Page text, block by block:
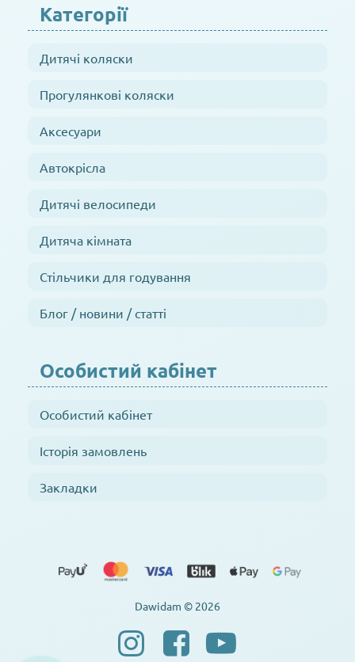
Категорії
Дитячі коляски
Прогулянкові коляски
Аксесуари
Автокрісла
Дитячі велосипеди
Дитяча кімната
Стільчики для годування
Блог / новини / статті
Особистий кабінет
Особистий кабінет
Історія замовлень
Закладки
Dawidam © 2026